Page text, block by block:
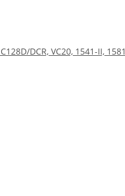
DCR, VC20, 1541-II, 1581